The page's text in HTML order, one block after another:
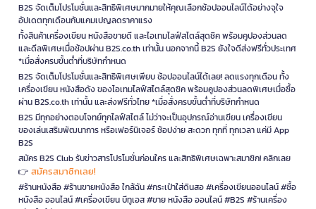
B2S จัดเต็มโปรโมชั่นและสิทธิพิเศษมากมายให้คุณเลือกช้อปออนไลน์ได้อย่างจุใจ
อัปเดตทุกเดือนกับแคมเปญลดราคาแรง
ทั้งสินค้าเครื่องเขียน หนังสือขายดี และไอเทมไลฟ์สไตล์สุดชิค พร้อมคูปองส่วนลด
และดีลพิเศษเมื่อช้อปผ่าน B2S.co.th เท่านั้น นอกจากนี้ B2S ยังใจดีส่งฟรีทั่วประเทศ
*เมื่อสั่งครบขั้นต่ำที่บริษัทกำหนด
B2S จัดเต็มโปรโมชั่นและสิทธิพิเศษเพียบ ช้อปออนไลน์ได้เลย! ลดแรงทุกเดือน ทั้ง
เครื่องเขียน หนังสือดัง ของไอเทมไลฟ์สไตล์สุดชิค พร้อมคูปองส่วนลดพิเศษเมื่อซื้อ
ผ่าน B2S.co.th เท่านั้น และส่งฟรีทั่วไทย *เมื่อสั่งครบขั้นต่ำที่บริษัทกำหนด
B2S มีทุกอย่างตอบโจทย์ทุกไลฟ์สไตล์ ไม่ว่าจะเป็นอุปกรณ์อ่านเขียน เครื่องเขียน
ของเล่นเสริมพัฒนาการ หรือเฟอร์นิเจอร์ ช้อปง่าย สะดวก ทุกที่ ทุกเวลา แค่มี App
B2S
สมัคร B2S Club รับข่าวสารโปรโมชั่นก่อนใคร และสิทธิพิเศษเฉพาะสมาชิก! คลิกเลย
👉 สมัครสมาชิกเลย!
#ร้านหนังสือ #ร้านขายหนังสือ ใกล้ฉัน #กระเป๋าใส่ดินสอ #เครื่องเขียนออนไลน์ #ซื้อ
หนังสือ ออนไลน์ #เครื่องเขียน บีทูเอส #ขาย หนังสือ ออนไลน์ #B2S #ร้านเครื่อง